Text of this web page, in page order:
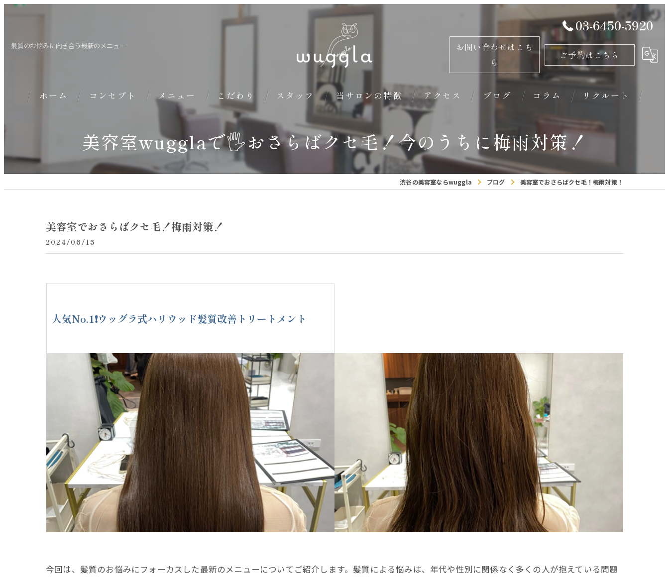
髪質のお悩みに向き合う最新のメニュー
03-6450-5920
お問い合わせはこち
ら
ご予約はこちら
ホーム コンセプト メニュー こだわり スタッフ 当サロンの特徴
カット
カラー
アクセス ブログ コラム リクルート
美容室wugglaで🖐️おさらばクセ毛！今のうちに梅雨対策！
渋谷の美容室ならwuggla ブログ 美容室でおさらばクセ毛！梅雨対策！
美容室でおさらばクセ毛！梅雨対策！
2024/06/15
人気No.1❗️ウッグラ式ハリウッド髪質改善トリートメント
今回は、髪質のお悩みにフォーカスした最新のメニューについてご紹介します。髪質による悩みは、年代や性別に関係なく多くの人が抱えている問題